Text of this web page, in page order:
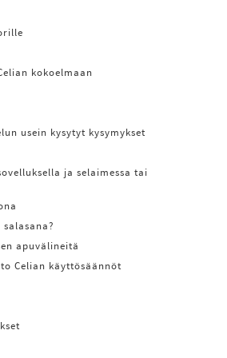
kokoelmaan
usein kysytyt kysymykset
ja selaimessa tai
apuvälineitä
Celian käyttösäännöt